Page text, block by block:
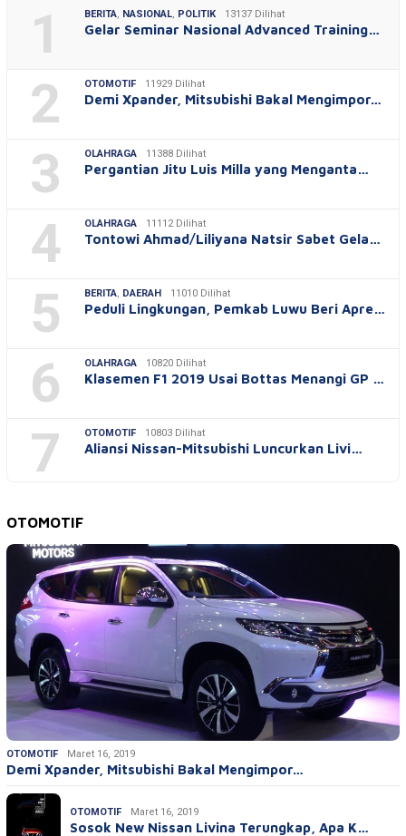
1 BERITA, NASIONAL, POLITIK 13137 Dilihat
Gelar Seminar Nasional Advanced Training…
2 OTOMOTIF 11929 Dilihat
Demi Xpander, Mitsubishi Bakal Mengimpor…
3 OLAHRAGA 11388 Dilihat
Pergantian Jitu Luis Milla yang Menganta…
4 OLAHRAGA 11112 Dilihat
Tontowi Ahmad/Liliyana Natsir Sabet Gela…
5 BERITA, DAERAH 11010 Dilihat
Peduli Lingkungan, Pemkab Luwu Beri Apre…
6 OLAHRAGA 10820 Dilihat
Klasemen F1 2019 Usai Bottas Menangi GP …
7 OTOMOTIF 10803 Dilihat
Aliansi Nissan-Mitsubishi Luncurkan Livi…
OTOMOTIF
OTOMOTIF Maret 16, 2019
Demi Xpander, Mitsubishi Bakal Mengimpor…
OTOMOTIF Maret 16, 2019
Sosok New Nissan Livina Terungkap, Apa K…